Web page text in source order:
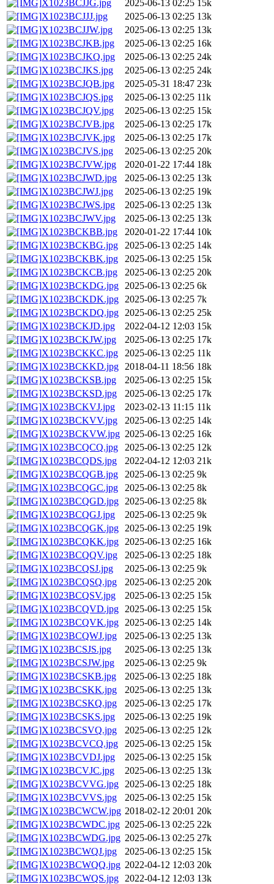
X1023BCJJG.jpg 2025-06-13 02:25 15k
X1023BCJJJ.jpg
2025-06-13 02:25 13k
X1023BCJJW.jpg
2025-06-13 02:25 13k
X1023BCJKB.jpg
2025-06-13 02:25 16k
X1023BCJKQ.jpg
2025-06-13 02:25 24k
X1023BCJKS.jpg
2025-06-13 02:25 24k
X1023BCJQB.jpg
2025-05-31 18:47 23k
X1023BCJQS.jpg
2025-06-13 02:25 11k
X1023BCJQV.jpg
2025-06-13 02:25 15k
X1023BCJVB.jpg
2025-06-13 02:25 17k
X1023BCJVK.jpg
2025-06-13 02:25 17k
X1023BCJVS.jpg
2025-06-13 02:25 20k
X1023BCJVW.jpg
2020-01-22 17:44 18k
X1023BCJWD.jpg
2025-06-13 02:25 13k
X1023BCJWJ.jpg
2025-06-13 02:25 19k
X1023BCJWS.jpg
2025-06-13 02:25 13k
X1023BCJWV.jpg
2025-06-13 02:25 13k
X1023BCKBB.jpg
2020-01-22 17:44 10k
X1023BCKBG.jpg
2025-06-13 02:25 14k
X1023BCKBK.jpg
2025-06-13 02:25 15k
X1023BCKCB.jpg
2025-06-13 02:25 20k
X1023BCKDG.jpg
2025-06-13 02:25 6k
X1023BCKDK.jpg
2025-06-13 02:25 7k
X1023BCKDQ.jpg
2025-06-13 02:25 25k
X1023BCKJD.jpg
2022-04-12 12:03 15k
X1023BCKJW.jpg
2025-06-13 02:25 17k
X1023BCKKC.jpg
2025-06-13 02:25 11k
X1023BCKKD.jpg
2018-04-11 18:56 18k
X1023BCKSB.jpg
2025-06-13 02:25 15k
X1023BCKSD.jpg
2025-06-13 02:25 17k
X1023BCKVJ.jpg
2023-02-13 11:15 11k
X1023BCKVV.jpg
2025-06-13 02:25 14k
X1023BCKVW.jpg 2025-06-13 02:25 16k
X1023BCQCQ.jpg
2025-06-13 02:25 12k
X1023BCQDS.jpg
2022-04-12 12:03 21k
X1023BCQGB.jpg
2025-06-13 02:25 9k
X1023BCQGC.jpg
2025-06-13 02:25 8k
X1023BCQGD.jpg
2025-06-13 02:25 8k
X1023BCQGJ.jpg
2025-06-13 02:25 9k
X1023BCQGK.jpg
2025-06-13 02:25 19k
X1023BCQKK.jpg
2025-06-13 02:25 16k
X1023BCQQV.jpg
2025-06-13 02:25 18k
X1023BCQSJ.jpg
2025-06-13 02:25 9k
X1023BCQSQ.jpg
2025-06-13 02:25 20k
X1023BCQSV.jpg
2025-06-13 02:25 15k
X1023BCQVD.jpg
2025-06-13 02:25 15k
X1023BCQVK.jpg
2025-06-13 02:25 14k
X1023BCQWJ.jpg
2025-06-13 02:25 13k
X1023BCSJS.jpg
2025-06-13 02:25 13k
X1023BCSJW.jpg
2025-06-13 02:25 9k
X1023BCSKB.jpg
2025-06-13 02:25 18k
X1023BCSKK.jpg
2025-06-13 02:25 13k
X1023BCSKQ.jpg
2025-06-13 02:25 17k
X1023BCSKS.jpg
2025-06-13 02:25 19k
X1023BCSVQ.jpg
2025-06-13 02:25 12k
X1023BCVCQ.jpg
2025-06-13 02:25 15k
X1023BCVDJ.jpg
2025-06-13 02:25 15k
X1023BCVJC.jpg
2025-06-13 02:25 13k
X1023BCVVG.jpg
2025-06-13 02:25 18k
X1023BCVVS.jpg
2025-06-13 02:25 15k
X1023BCWCW.jpg 2018-02-12 20:01 20k
X1023BCWDC.jpg 2025-06-13 02:25 22k
X1023BCWDG.jpg 2025-06-13 02:25 27k
X1023BCWQJ.jpg
2025-06-13 02:25 15k
X1023BCWQQ.jpg 2022-04-12 12:03 20k
X1023BCWQS.jpg
2022-04-12 12:03 13k